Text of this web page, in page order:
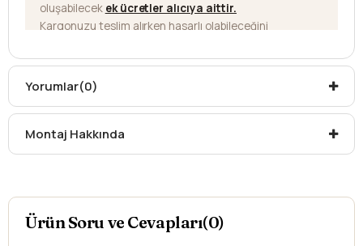
oluşabilecek ek ücretler alıcıya aittir.
Kargonuzu teslim alırken hasarlı olabileceğini
yazdırmanız gerekmektedir.
Aksi durumlarda ürünlerin
yapılamamaktadır.
Yorumlar(0)
Montaj Hakkında
Ürün Soru ve Cevapları(0)